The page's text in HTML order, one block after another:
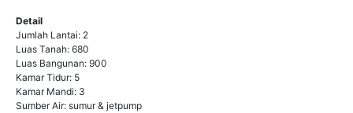
Detail
Jumlah Lantai: 2
Luas Tanah: 680
Luas Bangunan: 900
Kamar Tidur: 5
Kamar Mandi: 3
Sumber Air: sumur & jetpump